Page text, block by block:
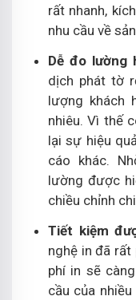
rất nhanh,
nhu cầu về
Dễ đo lường
dịch phát tờ
lượng khách
nhiêu. Vì thế
lại sự hiệu
cáo khác.
lường được
chiều chỉnh
Tiết kiệm
nghệ in đã rất
phí in sẽ
cầu của